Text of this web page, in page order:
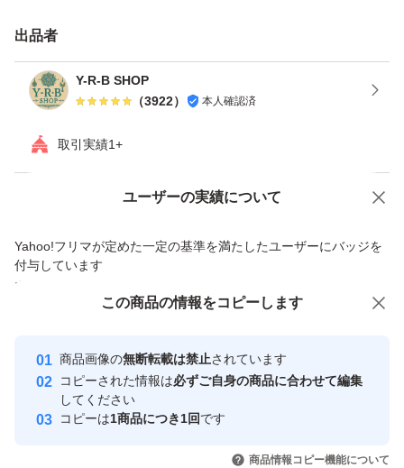
の石の亀裂やリング部分のわずかな歪みなどの判別能力は
ありません。
上記の内容にご納得いただけない方、
ください。
ディスプレイの箱や、台は付きません。
◆ゆうパケットにて発送いたします。商品発送後に配送業
者の過失、不可抗力によって生じた損害については料金の
返金、責任は負いかねます。ゆうパケットで紛失、破損が
出品者
Y-R-B SHOP
（3922） 本人確認済
取引実績1+
ユーザーの実績について
Yahoo!フリマが定めた一定の基準を満たしたユーザーにバッジを
付与しています
安心取引出品者
取引実績
取引実績◯+
このユーザーはYahoo!フリマの取
引を完了させた実績があります
Yahoo!オークションで出品した商品のため一部機能は利用できません
商品への質問からの値下げ交渉、不適切なカテゴリ変更依頼は禁止です
この商品の情報をコピーします
商品画像の無断転載は禁止されています
コピーされた情報は必ずご自身の商品に合わせて編集
してください
コピーは1商品につき1回です
商品情報コピー機能について
この商品をみている人にオススメ